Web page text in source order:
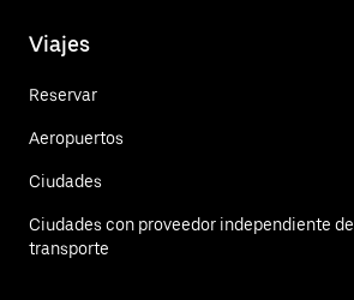
Viajes
Reservar
Aeropuertos
Ciudades
Ciudades con proveedor independiente de
transporte